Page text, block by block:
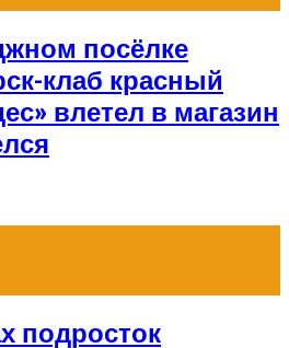
посёлке
клаб красный
влетел в магазин
подросток